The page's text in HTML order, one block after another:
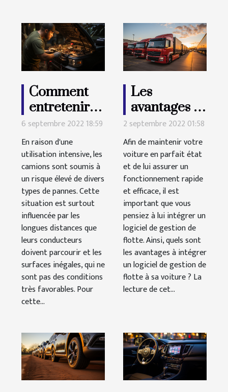
Comment
entretenir
un camion ?
6 septembre 2022 18:59
En raison d'une
utilisation intensive, les
camions sont soumis à
un risque élevé de divers
types de pannes. Cette
situation est surtout
influencée par les
longues distances que
leurs conducteurs
doivent parcourir et les
surfaces inégales, qui ne
sont pas des conditions
très favorables. Pour
cette...
Les
avantages à
utiliser un
logiciel de
gestion de
flotte
2 septembre 2022 01:58
Afin de maintenir votre
voiture en parfait état
et de lui assurer un
fonctionnement rapide
et efficace, il est
important que vous
pensiez à lui intégrer un
logiciel de gestion de
flotte. Ainsi, quels sont
les avantages à intégrer
un logiciel de gestion de
flotte à sa voiture ? La
lecture de cet...